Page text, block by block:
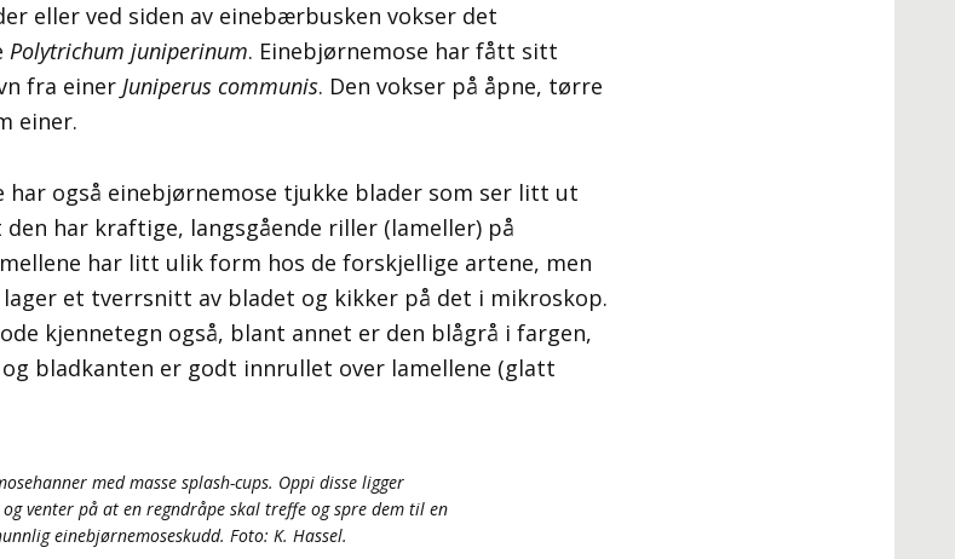
eller ved siden av einebærbusken vokser det
Polytrichum juniperinum. Einebjørnemose har fått sitt
fra einer Juniperus communis. Den vokser på åpne, tørre
einer.
har også einebjørnemose tjukke blader som ser litt ut
har kraftige, langsgående riller (lameller) på
har litt ulik form hos de forskjellige artene, men
et tverrsnitt av bladet og kikker på det i mikroskop.
kjennetegn også, blant annet er den blågrå i fargen,
bladkanten er godt innrullet over lamellene (glatt
med masse splash-cups. Oppi disse ligger
venter på at en regndråpe skal treffe og spre dem til en
einebjørnemoseskudd. Foto: K. Hassel.